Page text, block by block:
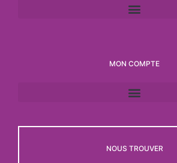
MON COMPTE
NOUS TROUVER